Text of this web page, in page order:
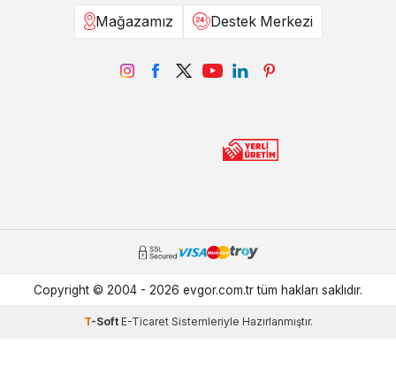
Mağazamız Destek Merkezi
Copyright © 2004 - 2026 evgor.com.tr tüm hakları saklıdır.
T-Soft E-TicaretSistemleriyle Hazırlanmıştır.